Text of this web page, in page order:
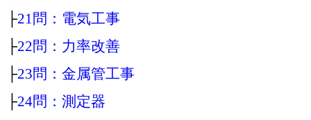
├21問：電気工事
├22問：力率改善
├23問：金属管工事
├24問：測定器